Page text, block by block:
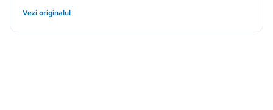
Vezi originalul